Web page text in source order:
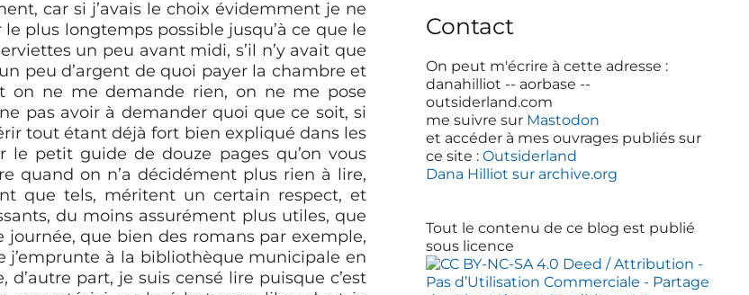
car si j’avais le choix évidemment je ne
plus longtemps possible jusqu’à ce que le
un peu avant midi, s’il n’y avait que
peu d’argent de quoi payer la chambre et
on ne me demande rien, on ne me pose
pas avoir à demander quoi que ce soit, si
tout étant déjà fort bien expliqué dans les
petit guide de douze pages qu’on vous
quand on n’a décidément plus rien à lire,
que tels, méritent un certain respect, et
du moins assurément plus utiles, que
que bien des romans par exemple,
j’emprunte à la bibliothèque municipale en
part, je suis censé lire puisque c’est
Contact
On peut m'écrire à cette adresse :
danahilliot -- aorbase --
outsiderland.com
me suivre sur Mastodon
et accéder à mes ouvrages publiés sur
ce site :Outsiderland
Dana Hilliot sur archive.org
Tout le contenu de ce blog est publié
sous licence